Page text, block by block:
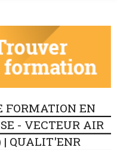
FORMATION EN
- VECTEUR AIR
| QUALIT'ENR